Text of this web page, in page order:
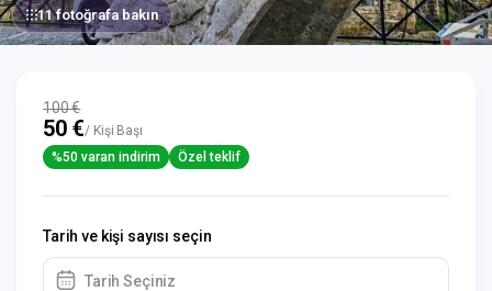
11 fotoğrafa bakın
100 €
50 €/ Kişi Başı
%50 varan indirim
Özel teklif
Tarih ve kişi sayısı seçin
Tarih Seçiniz